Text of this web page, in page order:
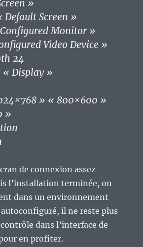
»
Screen »
Monitor »
Video Device »
24
« Display »
» « 800×600 »
»
de connexion assez
l’installation terminée, on
dans un environnement
autoconfiguré, il ne reste plus
dans l’interface de
en profiter.